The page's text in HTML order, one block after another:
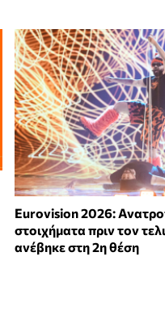
Eurovision 2026:
στοιχήματα πριν τον
ανέβηκε στη 2η θέση